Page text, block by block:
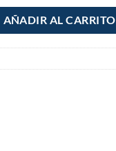
AÑADIR AL CARRITO